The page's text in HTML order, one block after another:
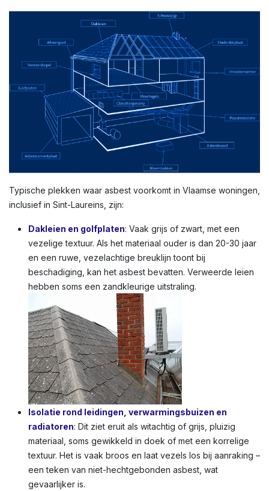
Typische plekken waar asbest voorkomt in Vlaamse woningen,
inclusief in Sint-Laureins, zijn:
Dakleien en golfplaten: Vaak grijs of zwart, met een
vezelige textuur. Als het materiaal ouder is dan 20-30 jaar
en een ruwe, vezelachtige breuklijn toont bij
beschadiging, kan het asbest bevatten. Verweerde leien
hebben soms een zandkleurige uitstraling.
Isolatie rond leidingen, verwarmingsbuizen en
radiatoren: Dit ziet eruit als witachtig of grijs, pluizig
materiaal, soms gewikkeld in doek of met een korrelige
textuur. Het is vaak broos en laat vezels los bij aanraking –
een teken van niet-hechtgebonden asbest, wat
gevaarlijker is.